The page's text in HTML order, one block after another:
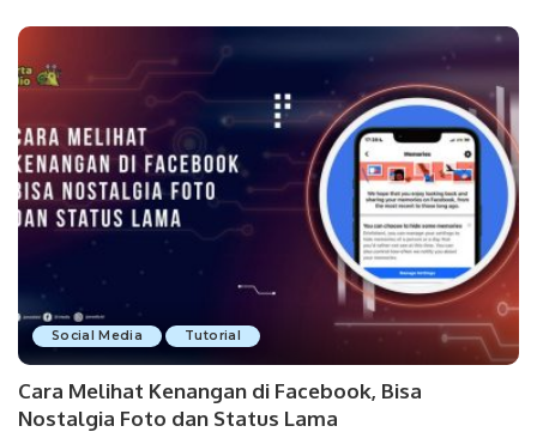
Social Media Tutorial
Cara Melihat Kenangan di Facebook, Bisa
Nostalgia Foto dan Status Lama